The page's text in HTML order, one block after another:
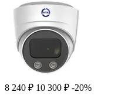
8 240 ₽ 10 300 ₽ -20%